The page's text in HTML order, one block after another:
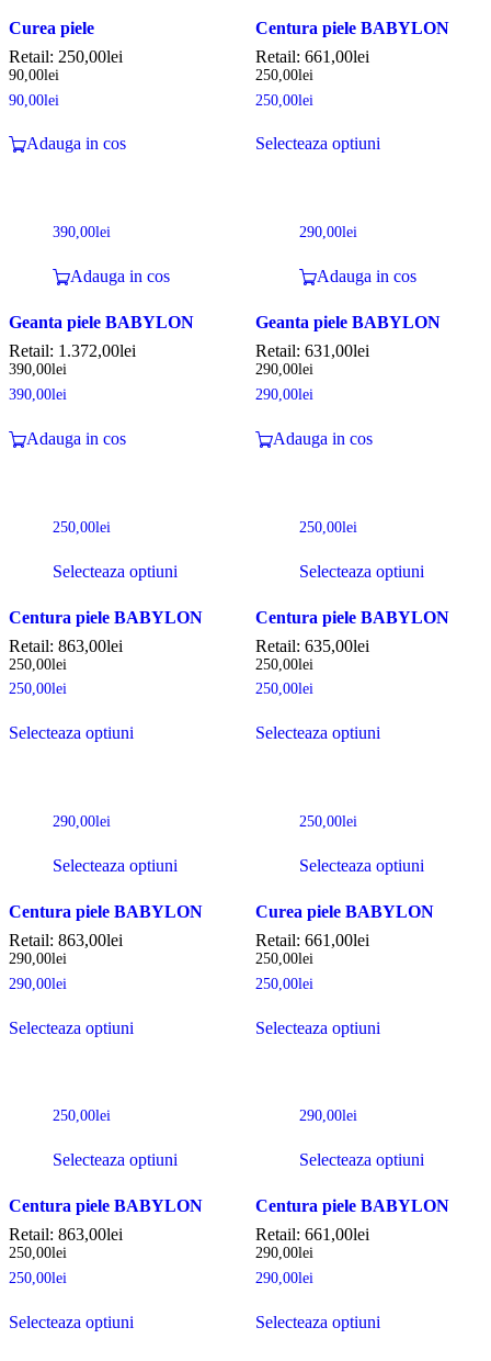
Curea piele
Retail: 250,00lei
90,00lei
90,00lei
Adauga in cos
Centura piele BABYLON
Retail: 661,00lei
250,00lei
250,00lei
Selecteaza optiuni
390,00lei
Adauga in cos
Geanta piele BABYLON
Retail: 1.372,00lei
390,00lei
390,00lei
Adauga in cos
290,00lei
Adauga in cos
Geanta piele BABYLON
Retail: 631,00lei
290,00lei
290,00lei
Adauga in cos
250,00lei
Selecteaza optiuni
Centura piele BABYLON
Retail: 863,00lei
250,00lei
250,00lei
Selecteaza optiuni
250,00lei
Selecteaza optiuni
Centura piele BABYLON
Retail: 635,00lei
250,00lei
250,00lei
Selecteaza optiuni
290,00lei
Selecteaza optiuni
Centura piele BABYLON
Retail: 863,00lei
290,00lei
290,00lei
Selecteaza optiuni
250,00lei
Selecteaza optiuni
Curea piele BABYLON
Retail: 661,00lei
250,00lei
250,00lei
Selecteaza optiuni
250,00lei
Selecteaza optiuni
Centura piele BABYLON
Retail: 863,00lei
250,00lei
250,00lei
Selecteaza optiuni
290,00lei
Selecteaza optiuni
Centura piele BABYLON
Retail: 661,00lei
290,00lei
290,00lei
Selecteaza optiuni